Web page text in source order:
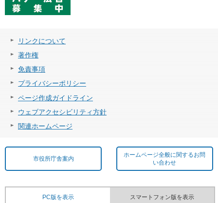
リンクについて
著作権
免責事項
プライバシーポリシー
ページ作成ガイドライン
ウェブアクセシビリティ方針
関連ホームページ
市役所庁舎案内
ホームページ全般に関するお問
い合わせ
PC版を表示 スマートフォン版を表示